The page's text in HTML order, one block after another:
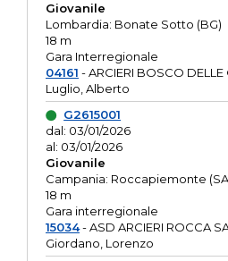
Giovanile
Lombardia: Bonate Sotto (BG)
18 m
Gara Interregionale
04161 - ARCIERI BOSCO DELLE
Luglio, Alberto
G2615001
dal: 03/01/2026
al: 03/01/2026
Giovanile
Campania: Roccapiemonte
18 m
Gara interregionale
15034- ASD ARCIERI ROCCA
Giordano, Lorenzo